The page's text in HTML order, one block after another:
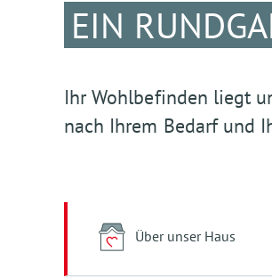
EIN
Ihr Wohlbefinden liegt
nach Ihrem Bedarf und
Über unser Haus